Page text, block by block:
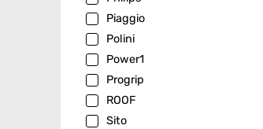
Piaggio
Polini
Power1
Progrip
ROOF
Sito